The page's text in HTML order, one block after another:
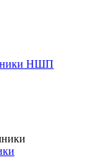
НШП